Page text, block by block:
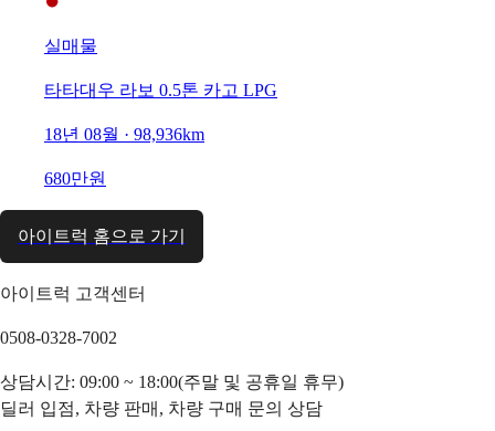
실매물
타타대우 라보 0.5톤 카고 LPG
18년 08월 · 98,936km
680만원
아이트럭 홈으로 가기
아이트럭 고객센터
0508-0328-7002
상담시간: 09:00 ~ 18:00(주말 및 공휴일 휴무)
딜러 입점, 차량 판매, 차량 구매 문의 상담